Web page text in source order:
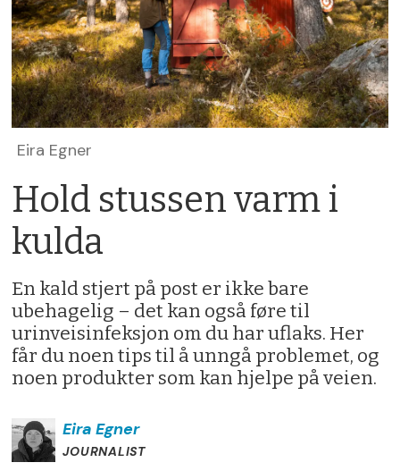
Eira Egner
Hold stussen varm i
kulda
En kald stjert på post er ikke bare
ubehagelig – det kan også føre til
urinveisinfeksjon om du har uflaks. Her
får du noen tips til å unngå problemet, og
noen produkter som kan hjelpe på veien.
Eira Egner
JOURNALIST